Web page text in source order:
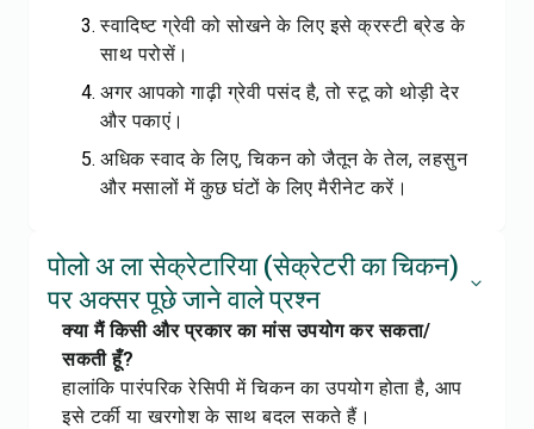
स्वादिष्ट ग्रेवी को सोखने के लिए इसे क्रस्टी ब्रेड के
साथ परोसें।
अगर आपको गाढ़ी ग्रेवी पसंद है, तो स्टू को थोड़ी देर
और पकाएं।
अधिक स्वाद के लिए, चिकन को जैतून के तेल, लहसुन
और मसालों में कुछ घंटों के लिए मैरीनेट करें।
पोलो अ ला सेक्रेटारिया (सेक्रेटरी का चिकन)
पर अक्सर पूछे जाने वाले प्रश्न
क्या मैं किसी और प्रकार का मांस उपयोग कर सकता/
सकती हूँ?
हालांकि पारंपरिक रेसिपी में चिकन का उपयोग होता है, आप
इसे टर्की या खरगोश के साथ बदल सकते हैं।